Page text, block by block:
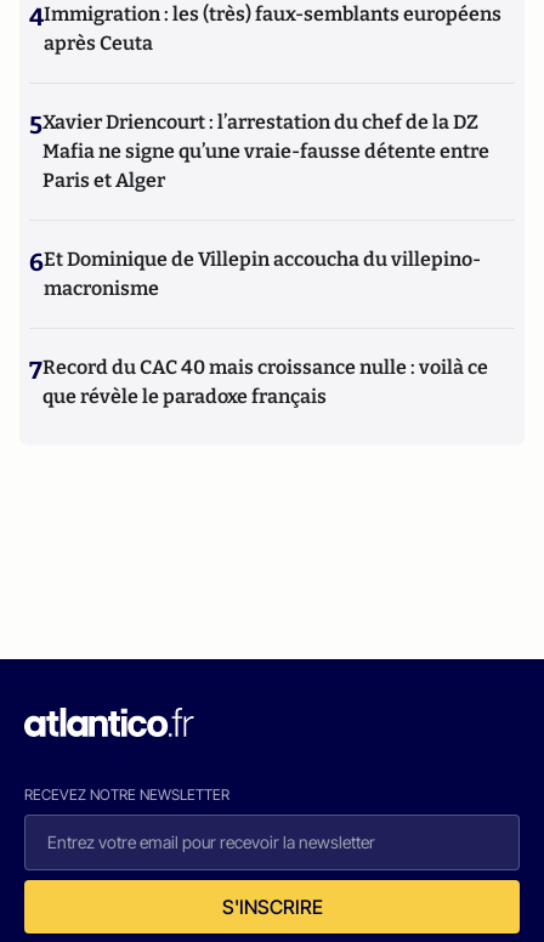
4Immigration : les (très) faux-semblants européens
après Ceuta
5Xavier Driencourt : l’arrestation du chef de la DZ
Mafia ne signe qu’une vraie-fausse détente entre
Paris et Alger
6Et Dominique de Villepin accoucha du villepino-
macronisme
7Record du CAC 40 mais croissance nulle : voilà ce
que révèle le paradoxe français
RECEVEZ NOTRE NEWSLETTER
S'INSCRIRE